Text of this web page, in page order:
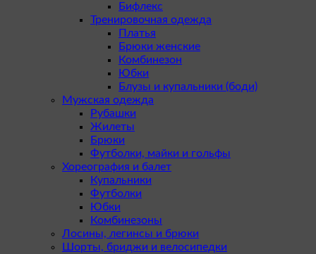
Бифлекс
Тренировочная одежда
Платья
Брюки женские
Комбинезон
Юбки
Блузы и купальники (боди)
Мужская одежда
Рубашки
Жилеты
Брюки
Футболки, майки и гольфы
Хореография и балет
Купальники
Футболки
Юбки
Комбинезоны
Лосины, легинсы и брюки
Шорты, бриджи и велосипедки